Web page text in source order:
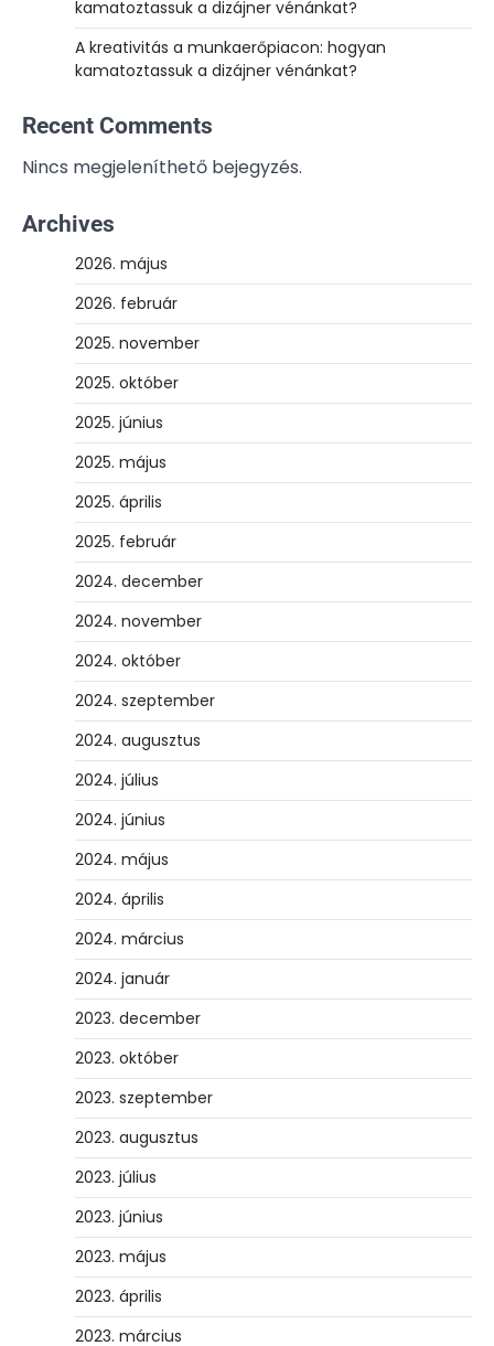
kamatoztassuk a dizájner vénánkat?
A kreativitás a munkaerőpiacon: hogyan
kamatoztassuk a dizájner vénánkat?
Recent Comments
Nincs megjeleníthető bejegyzés.
Archives
2026. május
2026. február
2025. november
2025. október
2025. június
2025. május
2025. április
2025. február
2024. december
2024. november
2024. október
2024. szeptember
2024. augusztus
2024. július
2024. június
2024. május
2024. április
2024. március
2024. január
2023. december
2023. október
2023. szeptember
2023. augusztus
2023. július
2023. június
2023. május
2023. április
2023. március